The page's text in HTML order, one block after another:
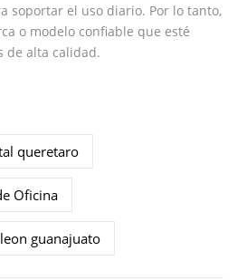
soportar el uso diario. Por lo tanto,
o modelo confiable que esté
de alta calidad.
queretaro
Oficina
guanajuato